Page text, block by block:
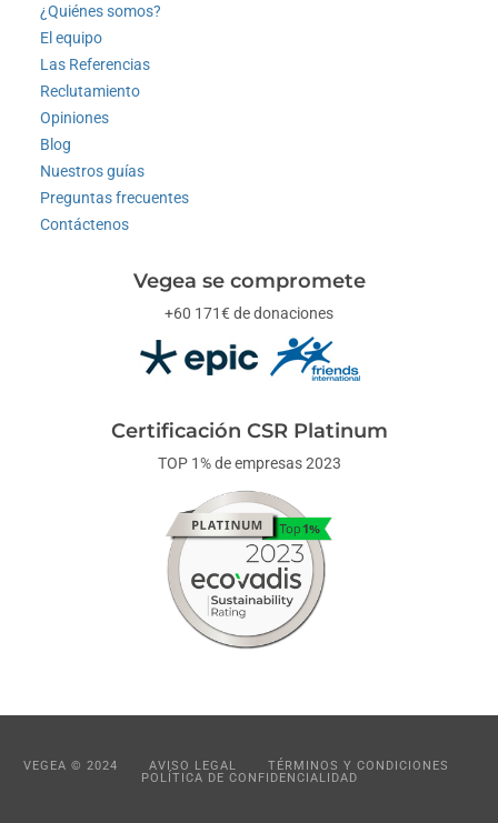
¿Quiénes somos?
El equipo
Las Referencias
Reclutamiento
Opiniones
Blog
Nuestros guías
Preguntas frecuentes
Contáctenos
Vegea se compromete
+60 171€ de donaciones
Certificación CSR Platinum
TOP 1% de empresas 2023
VEGEA © 2024 AVISO LEGAL
TÉRMINOS Y CONDICIONES
POLÍTICA DE CONFIDENCIALIDAD